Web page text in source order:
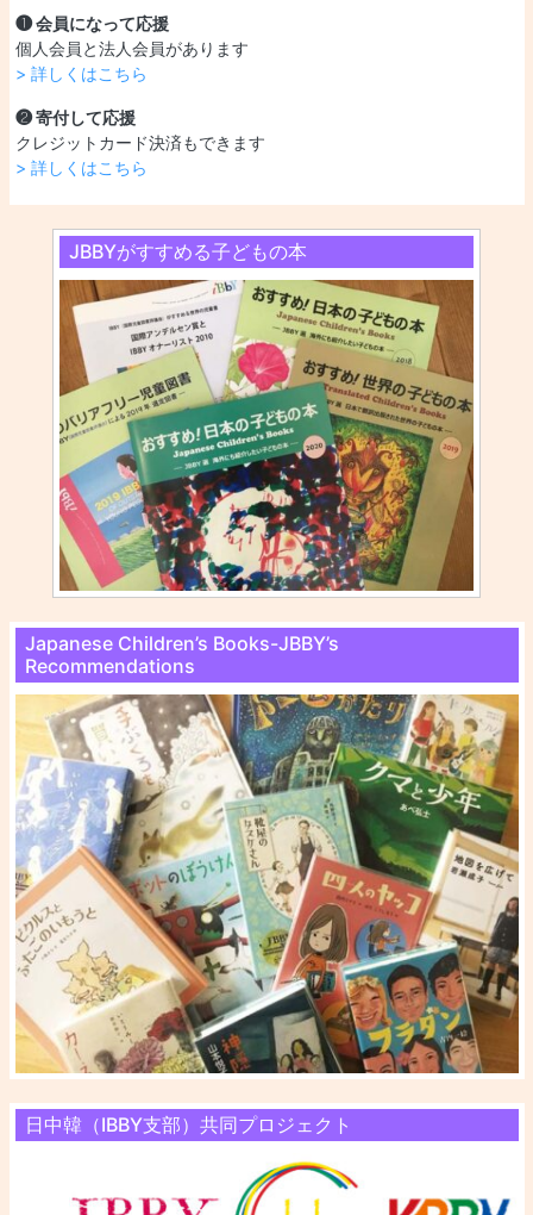
❶ 会員になって応援
個人会員と法人会員があります
> 詳しくはこちら
❷ 寄付して応援
クレジットカード決済もできます
> 詳しくはこちら
JBBYがすすめる子どもの本
Japanese Children’s Books-JBBY’s
Recommendations
日中韓（IBBY支部）共同プロジェクト